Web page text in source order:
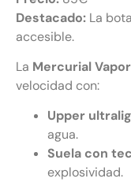
Destacado: La
accesible.
La Mercurial
velocidad con:
Upper
agua.
Suela con
explosividad.